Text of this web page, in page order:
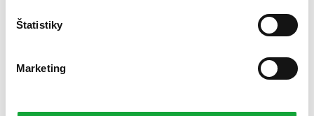
Štatistiky
Marketing